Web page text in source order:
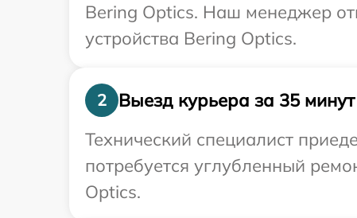
Bering Optics. Наш менеджер
устройства Bering Optics.
2
Выезд курьера за 35 минут
Технический специалист
потребуется углубленный
Optics.